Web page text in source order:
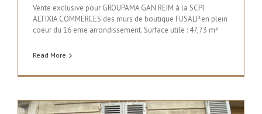
Vente exclusive pour GROUPAMA GAN REIM à la SCPI
ALTIXIA COMMERCES des murs de boutique FUSALP en plein
coeur du 16 eme arrondissement. Surface utile : 47,73 m²
Read More